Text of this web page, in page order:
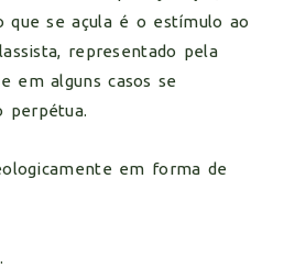
que se açula é o estímulo ao
representado pela
em alguns casos se
perpétua.
em forma de